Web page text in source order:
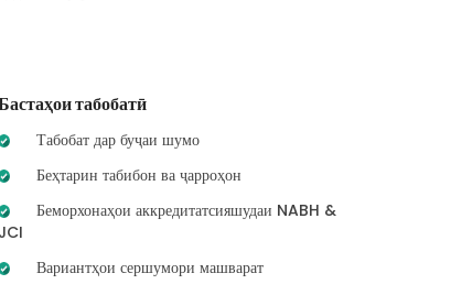
табобатӣ
Табобат дар буҷаи шумо
Беҳтарин табибон ва ҷарроҳон
Беморхонаҳои аккредитатсияшудаи NABH &
JCI
Вариантҳои сершумори машварат